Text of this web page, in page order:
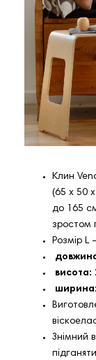
Клин
(65 x 50
до 165
зростом
Розмір L
висота:
ширина:
Знімний